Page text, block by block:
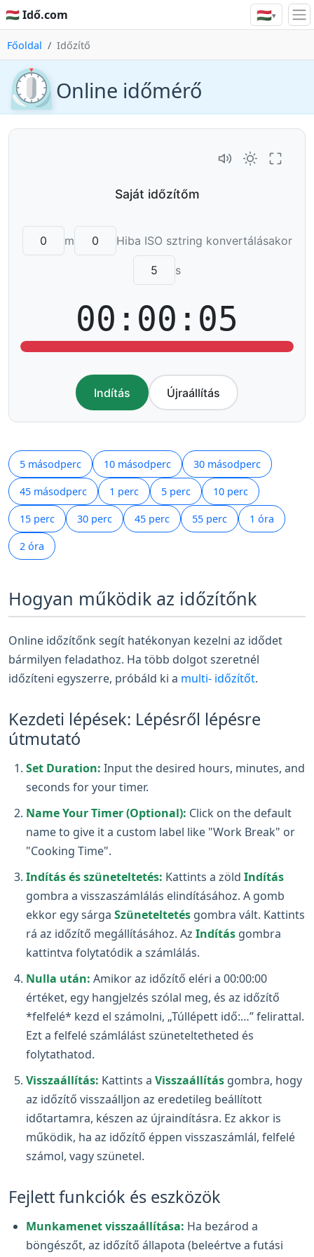
🇭🇺 Idő.com 🇭🇺▾
Főoldal Időzítő
⏲️Online időmérő
m Hiba ISO sztring konvertálásakor
s
00:00:05
Indítás Újraállítás
5 másodperc 10 másodperc 30 másodperc
45 másodperc 1 perc 5 perc 10 perc
15 perc 30 perc 45 perc 55 perc 1 óra
2 óra
Hogyan működik az időzítőnk
Online időzítőnk segít hatékonyan kezelni az idődet
bármilyen feladathoz. Ha több dolgot szeretnél
időzíteni egyszerre, próbáld ki a multi- időzítőt.
Kezdeti lépések: Lépésről lépésre
útmutató
Set Duration: Input the desired hours, minutes, and
seconds for your timer.
Name Your Timer (Optional): Click on the default
name to give it a custom label like "Work Break" or
"Cooking Time".
Indítás és szüneteltetés: Kattints a zöld Indítás
gombra a visszaszámlálás elindításához. A gomb
ekkor egy sárga Szüneteltetés gombra vált. Kattints
rá az időzítő megállításához. Az Indítás gombra
kattintva folytatódik a számlálás.
Nulla után: Amikor az időzítő eléri a 00:00:00
értéket, egy hangjelzés szólal meg, és az időzítő
*felfelé* kezd el számolni, „Túllépett idő:…” felirattal.
Ezt a felfelé számlálást szüneteltetheted és
folytathatod.
Visszaállítás: Kattints a Visszaállítás gombra, hogy
az időzítő visszaálljon az eredetileg beállított
időtartamra, készen az újraindításra. Ez akkor is
működik, ha az időzítő éppen visszaszámlál, felfelé
számol, vagy szünetel.
Fejlett funkciók és eszközök
Munkamenet visszaállítása: Ha bezárod a
böngészőt, az időzítő állapota (beleértve a futási